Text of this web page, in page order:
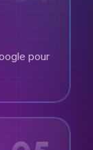
pour